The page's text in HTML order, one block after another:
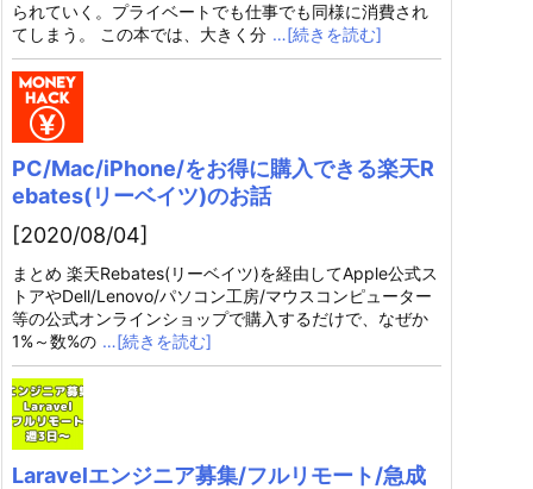
られていく。プライベートでも仕事でも同様に消費され
てしまう。 この本では、大きく分 …[続きを読む]
PC/Mac/iPhone/をお得に購入できる楽天R
ebates(リーベイツ)のお話
[2020/08/04]
まとめ 楽天Rebates(リーベイツ)を経由してApple公式ス
トアやDell/Lenovo/パソコン工房/マウスコンピューター
等の公式オンラインショップで購入するだけで、なぜか
1%～数%の …[続きを読む]
Laravelエンジニア募集/フルリモート/急成